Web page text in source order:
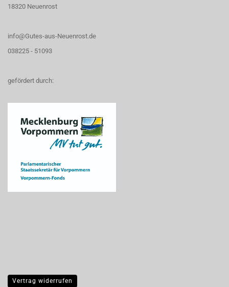
18320 Neuenrost
info@Gutes-aus-Neuenrost.de
038225 - 51093
gefördert durch:
Vertrag widerrufen